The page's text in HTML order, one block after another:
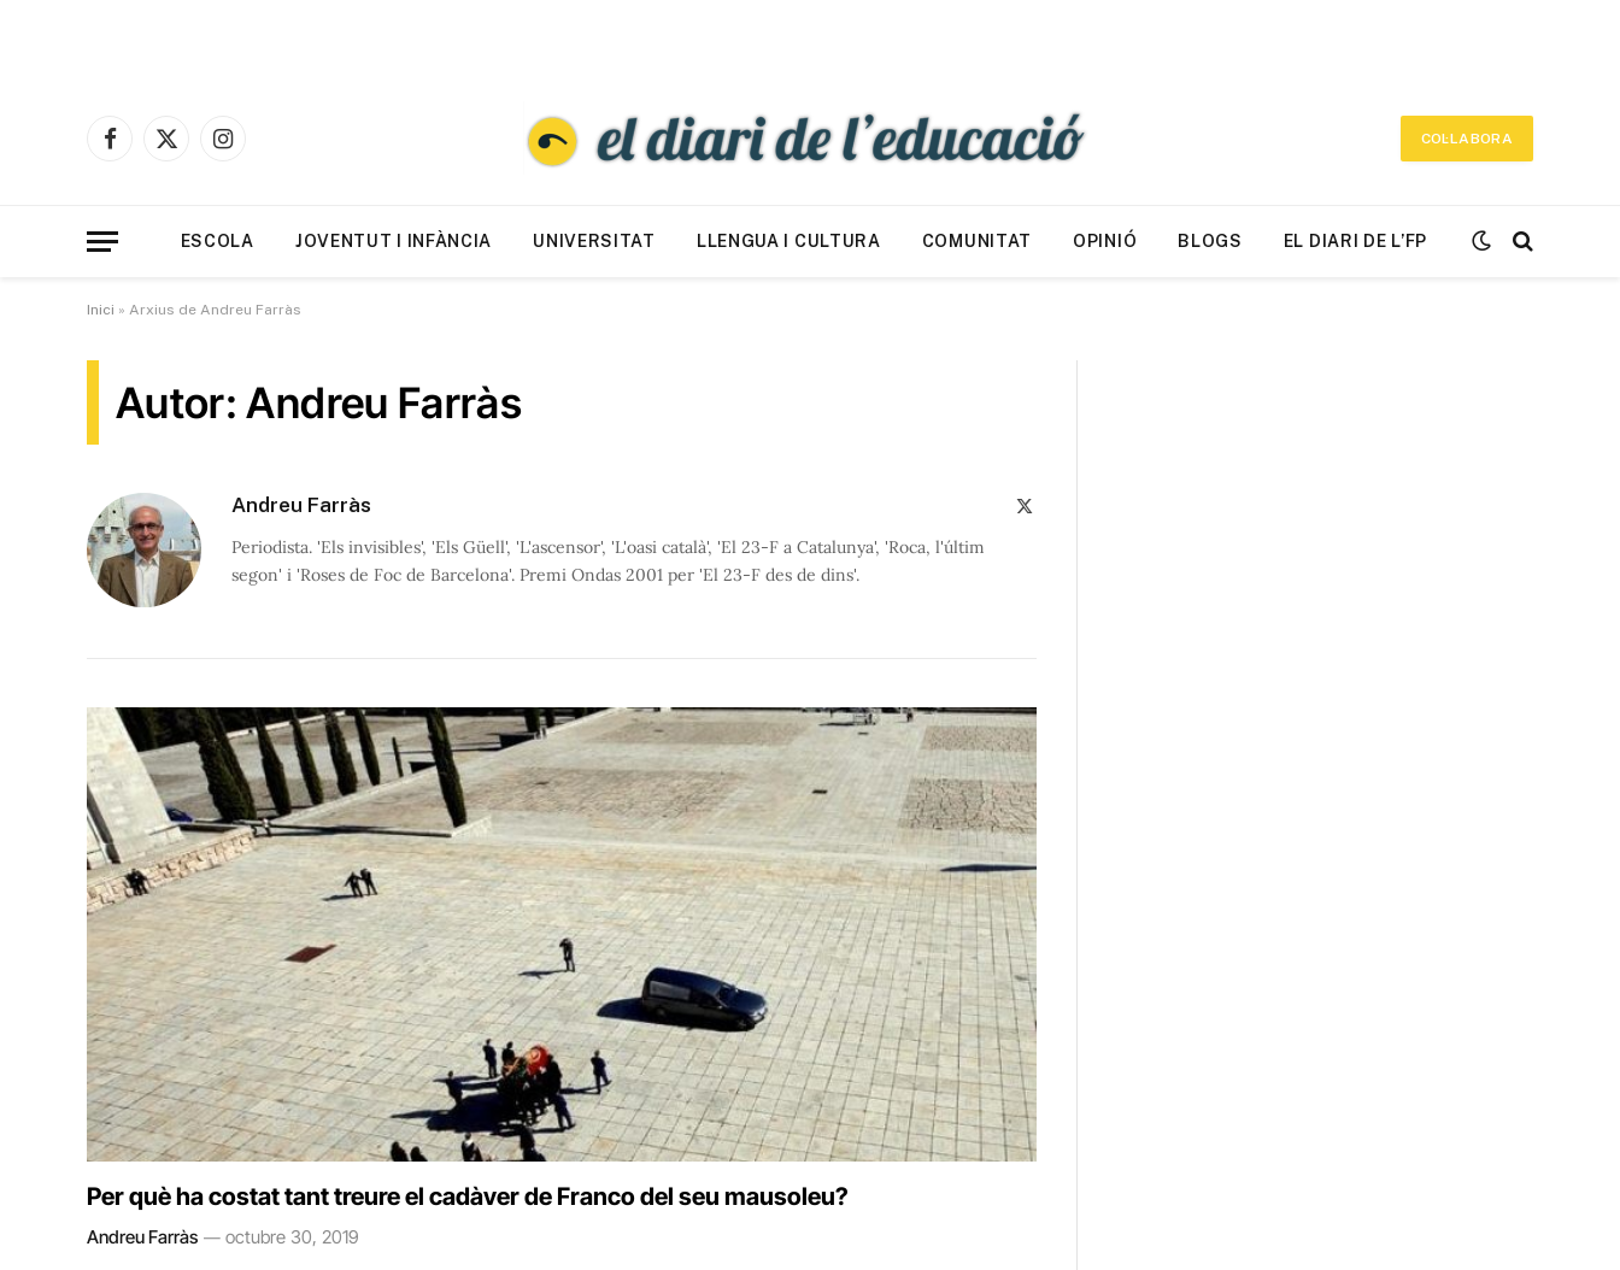
Facebook
X
Instagram
COL·LABORA
ESCOLA JOVENTUT I INFÀNCIA UNIVERSITAT LLENGUA I CULTURA COMUNITAT OPINIÓ BLOGS EL DIARI DE L’FP
Inici » Arxius de Andreu Farràs
Autor: Andreu Farràs
Andreu Farràs
Periodista. 'Els invisibles', 'Els Güell', 'L'ascensor', 'L'oasi català', 'El 23-F a Catalunya', 'Roca, l'últim
segon' i 'Roses de Foc de Barcelona'. Premi Ondas 2001 per 'El 23-F des de dins'.
Per què ha costat tant treure el cadàver de Franco del seu mausoleu?
Andreu Farràs octubre 30, 2019